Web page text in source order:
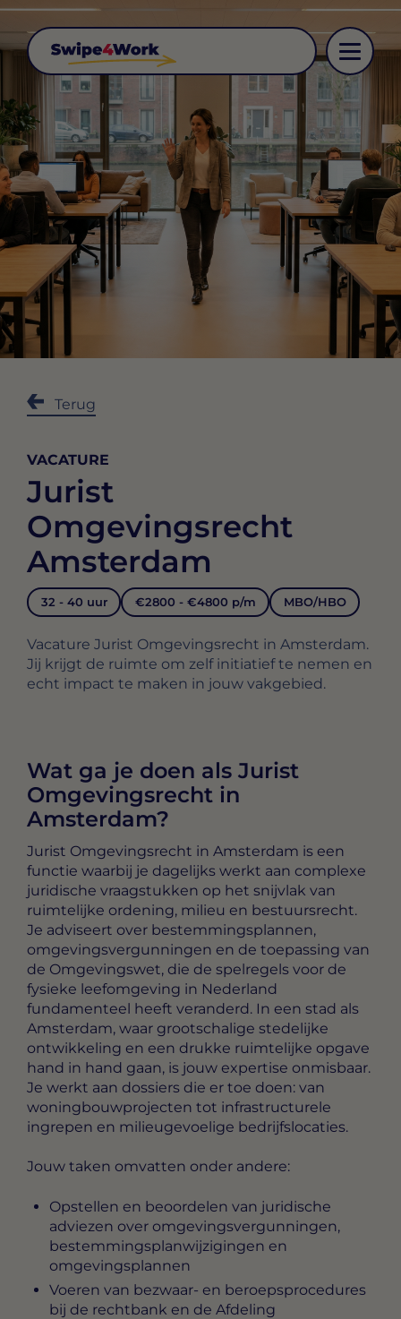
Terug
VACATURE
Jurist
Omgevingsrecht
Amsterdam
32 - 40 uur €2800 - €4800 p/m MBO/HBO
Vacature Jurist Omgevingsrecht in Amsterdam.
Jij krijgt de ruimte om zelf initiatief te nemen en
echt impact te maken in jouw vakgebied.
Wat ga je doen als Jurist
Omgevingsrecht in
Amsterdam?
Jurist Omgevingsrecht in Amsterdam is een
functie waarbij je dagelijks werkt aan complexe
juridische vraagstukken op het snijvlak van
ruimtelijke ordening, milieu en bestuursrecht.
Je adviseert over bestemmingsplannen,
omgevingsvergunningen en de toepassing van
de Omgevingswet, die de spelregels voor de
fysieke leefomgeving in Nederland
fundamenteel heeft veranderd. In een stad als
Amsterdam, waar grootschalige stedelijke
ontwikkeling en een drukke ruimtelijke opgave
hand in hand gaan, is jouw expertise onmisbaar.
Je werkt aan dossiers die er toe doen: van
woningbouwprojecten tot infrastructurele
ingrepen en milieugevoelige bedrijfslocaties.
Jouw taken omvatten onder andere:
Opstellen en beoordelen van juridische
adviezen over omgevingsvergunningen,
bestemmingsplanwijzigingen en
omgevingsplannen
Voeren van bezwaar- en beroepsprocedures
bij de rechtbank en de Afdeling